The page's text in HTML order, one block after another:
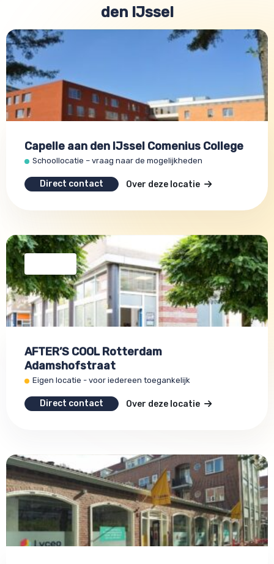
den IJssel
Capelle aan den IJssel Comenius College
Schoollocatie – vraag naar de mogelijkheden
Direct contact Over deze locatie
AFTER’S COOL Rotterdam
Adamshofstraat
Eigen locatie - voor iedereen toegankelijk
Direct contact Over deze locatie